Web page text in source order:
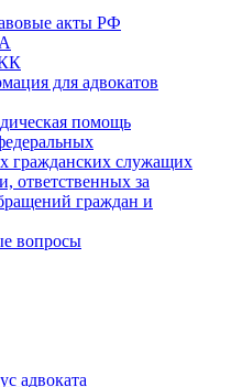
акты РФ
для адвокатов
помощь
гражданских служащих
ответственных за
граждан и
вопросы
адвоката